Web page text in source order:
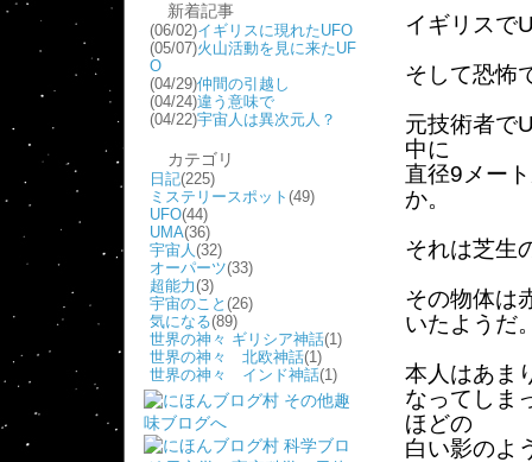
新着記事
(06/02)イギリスに現れたUFO
(05/07)火山活動を見に来たUF
O
(04/29)仲間の引越し
(04/24)違う意味で
(04/22)宇宙人は異次元人？
カテゴリ
日記(225)
ミステリースポット (49)
UFO(44)
UMA(36)
宇宙人(32)
オーパーツ(33)
超能力(3)
宇宙のこと (26)
気になる(89)
世界の神々 ギリシア神話(1)
世界の神々 北欧神話(1)
世界の神々 インド神話(1)
イギリスで
そして恐怖
元技術者で
中に
直径9メー
か。
それは芝生
その物体は
いたようだ
本人はあま
なってしま
ほどの
白い影のよ